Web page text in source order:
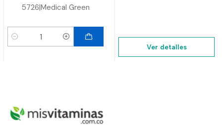
5726|Medical Green
Cantidad Ver detalles